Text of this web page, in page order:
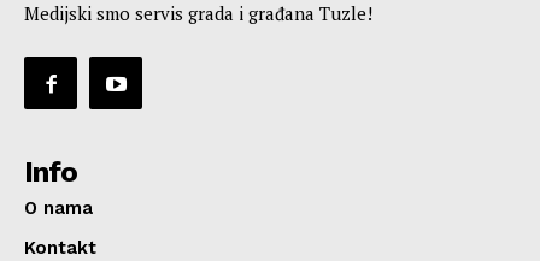
Medijski smo servis grada i građana Tuzle!
Info
O nama
Kontakt